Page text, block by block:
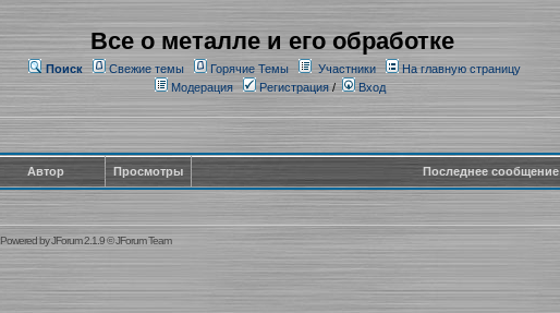
Все о металле и его обработке
Поиск Свежие темы Горячие Темы Участники
На главную страницу
Модерация
Регистрация/ Вход
Автор Просмотры Последнее сообщение
Powered byJForum 2.1.9©JForum Team